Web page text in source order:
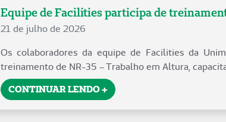
Equipe de Facilities participa de
21 de julho de 2026
Os colaboradores da equipe de Facilities da
treinamento de NR-35 – Trabalho em Altura,
CONTINUAR LENDO +